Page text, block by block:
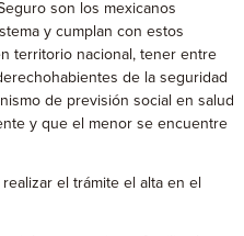
son los mexicanos
y cumplan con estos
territorio nacional, tener entre
de la seguridad
de previsión social en salud
y que el menor se encuentre
el trámite el alta en el